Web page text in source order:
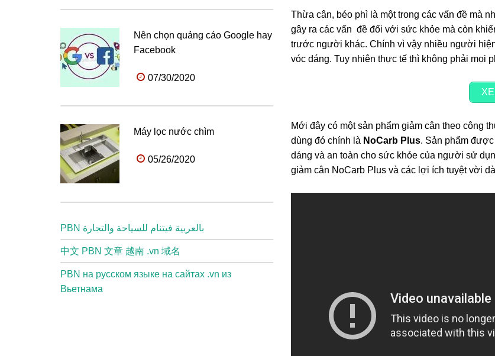
Thừa cân, béo phì là một trong các vấn đề mà
gây ra các vấn đề đối với sức khỏe mà còn
trước người khác. Chính vì vậy nhiều người
vóc dáng. Tuy nhiên thực tế thì không phải mọi
Mới đây có một sản phẩm giảm cân theo công
dùng đó chính là NoCarb Plus. Sản phẩm
dáng và an toàn cho sức khỏe của người sử
giảm cân NoCarb Plus và các lợi ích tuyệt vời
Nên chọn quảng cáo Google hay
Facebook
07/30/2020
Máy lọc nước chìm
05/26/2020
PBN بالعربية فيتنام للسياحة والتجارة
中文 PBN 文章 越南 .vn 域名
PBN на русском языке на сайтах .vn из
Вьетнама